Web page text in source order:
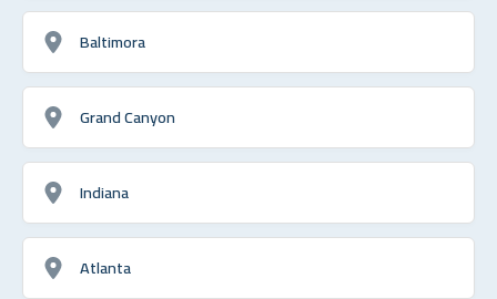
Baltimora
Grand Canyon
Indiana
Atlanta